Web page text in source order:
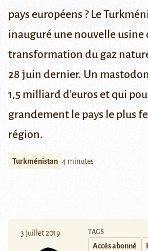
pays européens ? Le
inauguré une nouvelle usine
transformation du gaz
28 juin dernier. Un
1,5 milliard d'euros et qui
grandement le pays le plus
région.
Turkménistan 4 minutes
3 juillet 2019 TAGS
Accès abonné